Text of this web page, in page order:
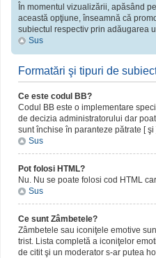
În momentul vizualizării, apăsând
această opţiune, înseamnă că
subiectul respectiv prin adăugarea
Sus
Formatări şi tipuri de
Ce este codul BB?
Codul BB este o implementare
de decizia administratorului dar
sunt închise în paranteze pătrate [
Sus
Pot folosi HTML?
Nu. Nu se poate folosi cod HTML
Sus
Ce sunt Zâmbetele?
Zâmbetele sau iconiţele emotive
trist. Lista completă a iconiţelor
de citit şi un moderator s-ar putea